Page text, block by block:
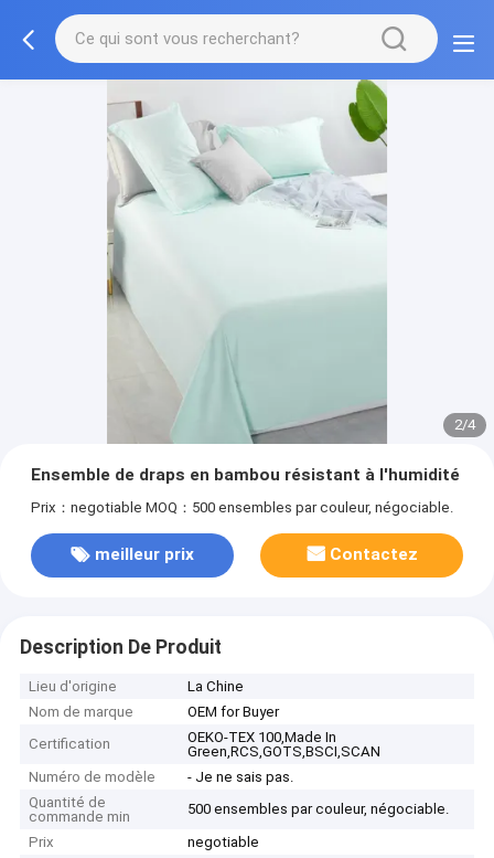
2/4
Ensemble de draps en bambou résistant à l'humidité
Prix：negotiable MOQ：500 ensembles par couleur, négociable.
meilleur prix Contactez
Description De Produit
Lieu d'origine
La Chine
Nom de marque
OEM for Buyer
Certification
OEKO-TEX 100,Made In
Green,RCS,GOTS,BSCI,SCAN
Numéro de modèle
- Je ne sais pas.
Quantité de
commande min
500 ensembles par couleur, négociable.
Prix
negotiable